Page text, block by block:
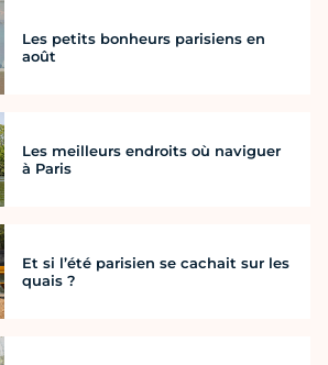
Les petits bonheurs parisiens en
août
Les meilleurs endroits où naviguer
à Paris
Et si l’été parisien se cachait sur les
quais ?